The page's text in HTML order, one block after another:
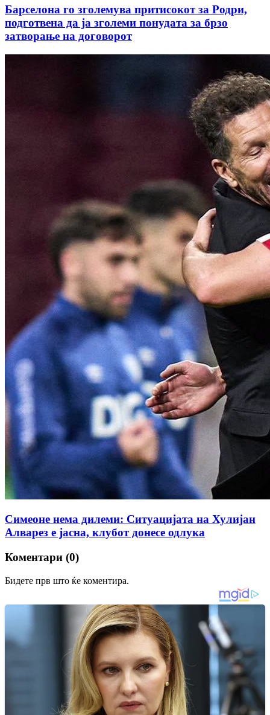
Барселона го зголемува притисокот за Родри,
подготвена да ја зголеми понудата за брзо
затворање на договорот
Симеоне нема дилеми: Ситуацијата на Хулијан
Алварез е јасна, клубот донесе одлука
Коментари (0)
Бидете прв што ќе коментира.